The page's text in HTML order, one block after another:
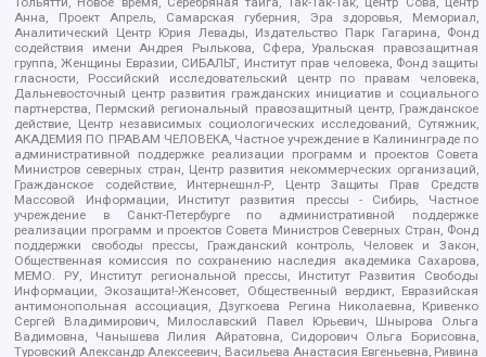
Анна, Проект Апрель, Самарская губерния, Эра здоровья, Мемориал,
Аналитический Центр Юрия Левады, Издательство Парк Гагарина, Фонд
содействия имени Андрея Рылькова, Сфера, Уральская правозащитная
группа, Женщины Евразии, СИБАЛЬТ, Институт прав человека, Фонд защиты
гласности, Российский исследовательский центр по правам человека,
Дальневосточный центр развития гражданских инициатив и социального
партнерства, Пермский региональный правозащитный центр, Гражданское
действие, Центр независимых социологических исследований, Сутяжник,
АКАДЕМИЯ ПО ПРАВАМ ЧЕЛОВЕКА, Частное учреждение в Калининграде по
административной поддержке реализации программ и проектов Совета
Министров северных стран, Центр развития некоммерческих организаций,
Гражданское содействие, Интернешнл-Р, Центр Защиты Прав Средств
Массовой Информации, Институт развития прессы - Сибирь, Частное
учреждение в Санкт-Петербурге по административной поддержке
реализации программ и проектов Совета Министров Северных Стран, Фонд
поддержки свободы прессы, Гражданский контроль, Человек и Закон,
Общественная комиссия по сохранению наследия академика Сахарова,
МЕМО. РУ, Институт региональной прессы, Институт Развития Свободы
Информации, Экозащита!-Женсовет, Общественный вердикт, Евразийская
антимонопольная ассоциация, Дзугкоева Регина Николаевна, Кривенко
Сергей Владимирович, Милославский Павел Юрьевич, Шнырова Ольга
Вадимовна, Чанышева Лилия Айратовна, Сидорович Ольга Борисовна,
Туровский Александр Алексеевич, Васильева Анастасия Евгеньевна, Ривина